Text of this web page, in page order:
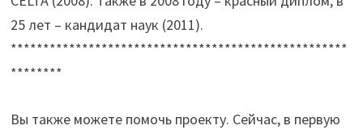
25 лет – кандидат наук (2011).
****************************************************
********
Вы также можете помочь проекту. Сейчас, в первую